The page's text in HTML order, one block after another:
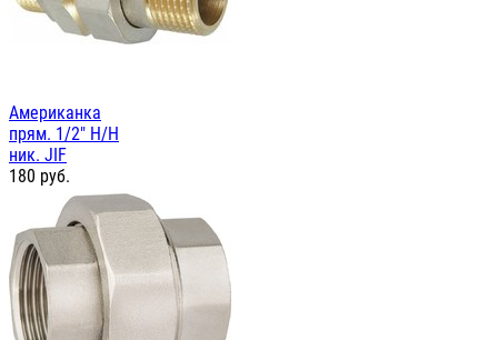
Американка
прям. 1/2" Н/Н
ник. JIF
180 руб.